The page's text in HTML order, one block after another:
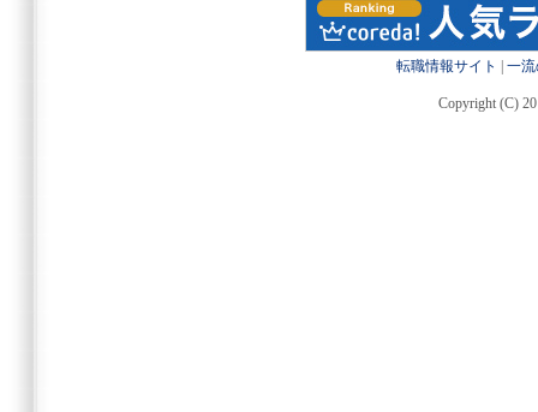
転職情報サイト 一
Copyright (C)